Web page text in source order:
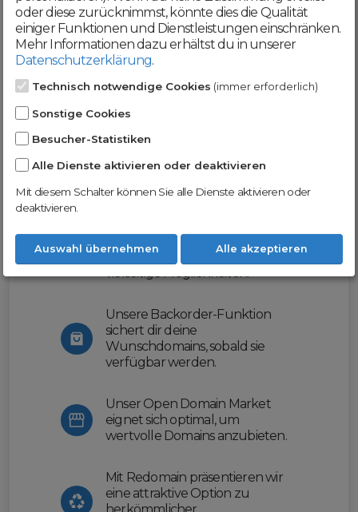
Werde jetzt Teil der
DomainCatcher-
Community!
Nutze unsere Erfahrung und profitiere
erleichtern wir dir den
Domainhandel und bieten dir
vielseitige Möglichkeiten.
Unsere Backorder-Funktion
sichert dir deine
Wunschdomains, sobald sie
verfügbar werden.
Unser Open Domain Market
eignet sich optimal, um
wertvolle Domains anzubieten.
Mit Redomain präsentieren wir
eine attraktive Option zu
oder diese zurücknimmst, könnte dies die Qualität
einiger Funktionen und Dienstleistungen einschränken.
Mehr Informationen dazu erhältst du in unserer
Datenschutzerklärung.
Technisch notwendige Cookies (immer erforderlich)
Sonstige Cookies
Besucher-Statistiken
Alle Dienste aktivieren oder deaktivieren
Mit diesem Schalter können Sie alle Dienste aktivieren oder
deaktivieren.
Auswahl übernehmen Alle akzeptieren